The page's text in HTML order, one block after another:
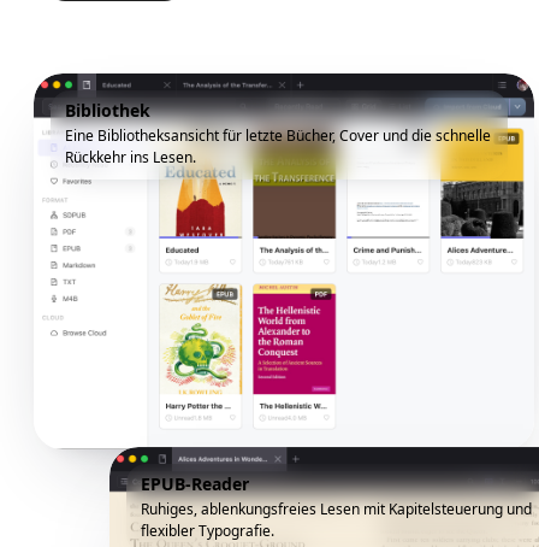
Bibliothek
Eine Bibliotheksansicht für letzte Bücher, Cover und die schnelle
Rückkehr ins Lesen.
EPUB-Reader
Ruhiges, ablenkungsfreies Lesen mit Kapitelsteuerung und
flexibler Typografie.